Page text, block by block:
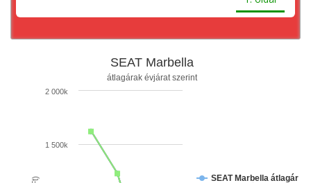
SEAT Marbella
átlagárak évjárat szerint
SEAT Marbella átlagár
1 500k
2 000k